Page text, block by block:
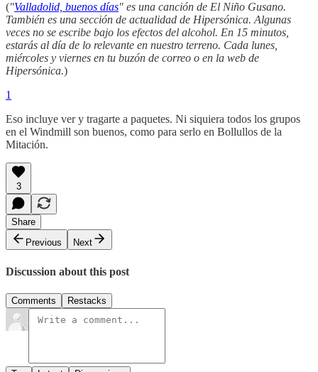
("Valladolid, buenos días" es una canción de El Niño Gusano.
También es una sección de actualidad de Hipersónica. Algunas
veces no se escribe bajo los efectos del alcohol. En 15 minutos,
estarás al día de lo relevante en nuestro terreno. Cada lunes,
miércoles y viernes en tu buzón de correo o en la web de
Hipersónica.)
1
Eso incluye ver y tragarte a paquetes. Ni siquiera todos los grupos
en el Windmill son buenos, como para serlo en Bollullos de la
Mitación.
3
Share
Previous
Next
Discussion about this post
Comments Restacks